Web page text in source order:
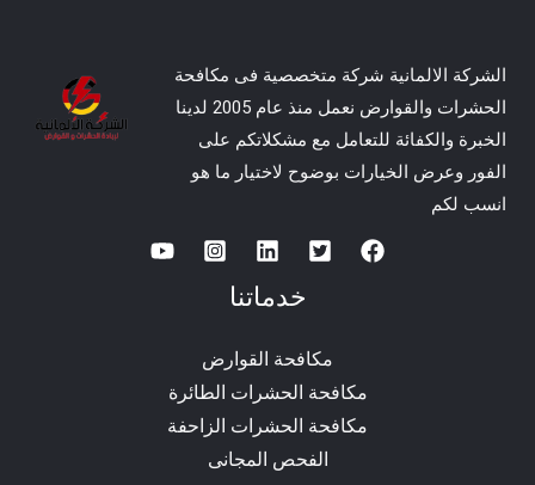
الشركة الالمانية شركة متخصصية فى مكافحة
الحشرات والقوارض نعمل منذ عام 2005 لدينا
الخبرة والكفائة للتعامل مع مشكلاتكم على
الفور وعرض الخيارات بوضوح لاختيار ما هو
انسب لكم
خدماتنا
مكافحة القوارض
مكافحة الحشرات الطائرة
مكافحة الحشرات الزاحفة
الفحص المجانى